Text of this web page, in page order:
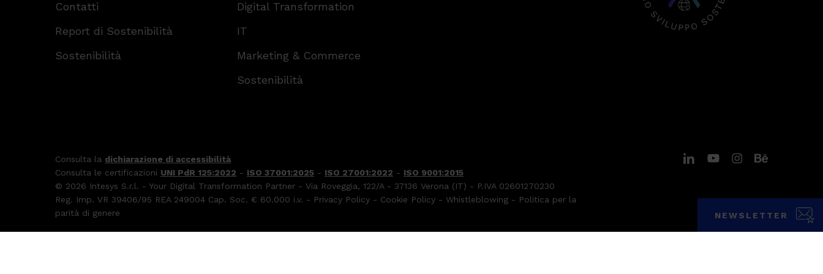
Contatti
Report di Sostenibilità
Sostenibilità
Digital Transformation
IT
Marketing & Commerce
Sostenibilità
Consulta la dichiarazione di accessibilità
Consulta le certificazioni UNI PdR 125:2022 - ISO 37001:2025 - ISO 27001:2022 - ISO 9001:2015
© 2026 Intesys S.r.l. - Your Digital Transformation Partner - Via Roveggia, 122/A - 37136 Verona (IT) - P.IVA 02601270230
Reg. Imp. VR 39406/95 REA 249004 Cap. Soc. € 60.000 i.v. - Privacy Policy - Cookie Policy - Whistleblowing - Politica per la
parità di genere
linkedinyoutubeinstagrambehance
NEWSLETTER